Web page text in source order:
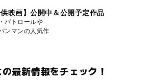
供映画】公開中＆公開予定作品
パトロールや
ンマンの人気作
最新情報をチェック！